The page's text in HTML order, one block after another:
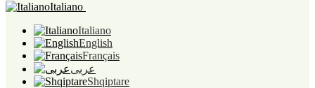
Italiano
Italiano
English
Français
عربى
Shqiptare